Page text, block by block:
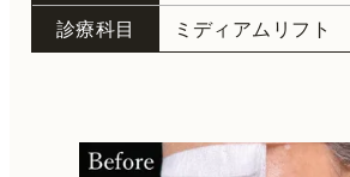
診療科目
ミディアムリフト